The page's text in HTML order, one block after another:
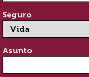
Seguro
Asunto